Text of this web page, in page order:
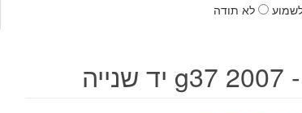
לא תודה